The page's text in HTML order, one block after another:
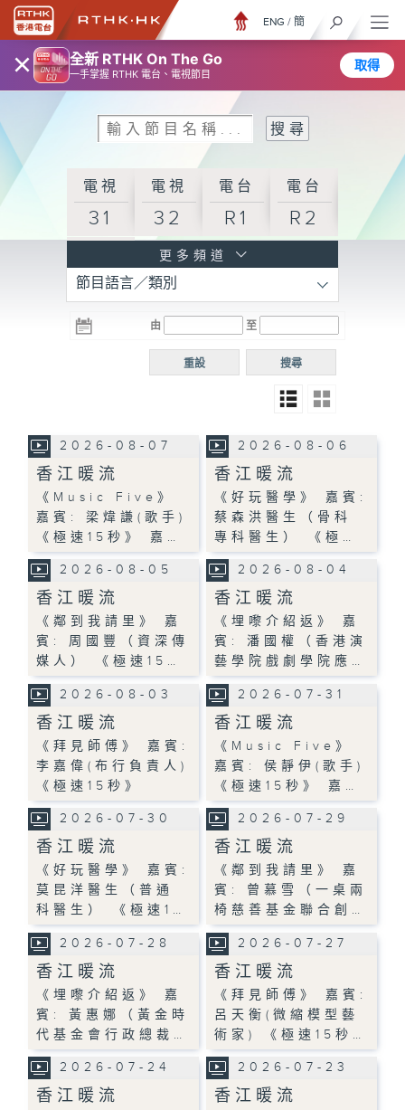
× 全新 RTHK On The Go
一手掌握 RTHK 電台、電視節目
取得
ENG / 簡
電視
31
電視
32
電台
R1
電台
R2
R3
電台 電台
R5
電台
普通
更多頻道
節目語言／類別
由 至
搜尋
重設
2026-08-07
香江暖流
《Music Five》
嘉賓: 梁煒謙(歌手)
《極速15秒》 嘉…
2026-08-06
香江暖流
《好玩醫學》 嘉賓:
蔡森洪醫生（骨科
專科醫生） 《極…
2026-08-05
香江暖流
《鄰到我請里》 嘉
賓: 周國豐（資深傳
媒人） 《極速15…
2026-08-04
香江暖流
《埋嚟介紹返》 嘉
賓: 潘國權（香港演
藝學院戲劇學院應…
2026-08-03
香江暖流
《拜見師傅》 嘉賓:
李嘉偉(布行負責人)
《極速15秒》
2026-07-31
香江暖流
《Music Five》
嘉賓: 侯靜伊(歌手)
《極速15秒》 嘉…
2026-07-30
香江暖流
《好玩醫學》 嘉賓:
莫昆洋醫生（普通
科醫生） 《極速1…
2026-07-29
香江暖流
《鄰到我請里》 嘉
賓: 曾慕雪（一桌兩
椅慈善基金聯合創…
2026-07-28
香江暖流
《埋嚟介紹返》 嘉
賓: 黃惠娜（黃金時
代基金會行政總裁…
2026-07-27
香江暖流
《拜見師傅》 嘉賓:
呂天衡(微縮模型藝
術家) 《極速15秒…
2026-07-24
香江暖流
2026-07-23
香江暖流